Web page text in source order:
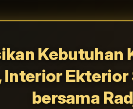
Kebutuhan
Interior
bersama